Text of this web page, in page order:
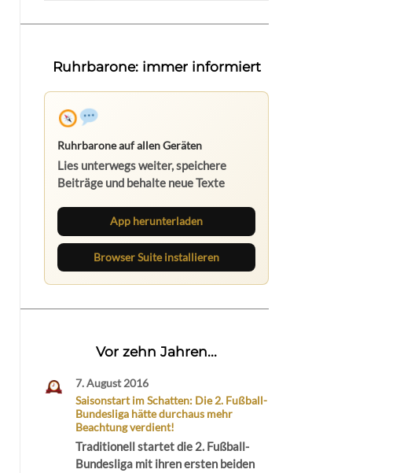
Ruhrbarone: immer informiert
Ruhrbarone auf allen Geräten
Lies unterwegs weiter, speichere
Beiträge und behalte neue Texte
App herunterladen
Browser Suite installieren
Vor zehn Jahren...
7. August 2016
Saisonstart im Schatten: Die 2. Fußball-
Bundesliga hätte durchaus mehr
Beachtung verdient!
Traditionell startet die 2. Fußball-
Bundesliga mit ihren ersten beiden